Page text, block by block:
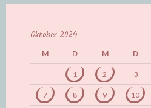
Oktober 2024
M D M D
1 2 3
7 8 9 10